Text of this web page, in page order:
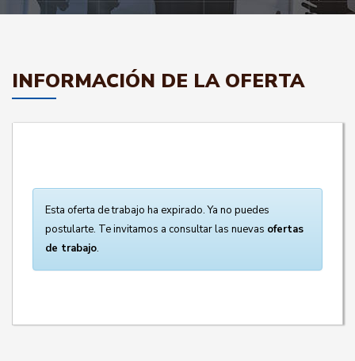
INFORMACIÓN DE LA OFERTA
Esta oferta de trabajo ha expirado. Ya no puedes
postularte. Te invitamos a consultar las nuevas ofertas
de trabajo.